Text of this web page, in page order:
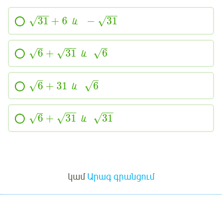
31
−−
√ + 6 և − 31
−−
√
6
–
√ + 31
−−
√ և 6
–
√
6
–
√ + 31 և 6
–
√
6
–
√ + 31
−−
√ և 31
−−
√
կամԱրագ գրանցում